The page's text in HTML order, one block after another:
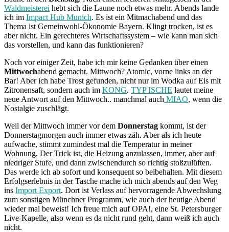
Waldmeisterei hebt sich die Laune noch etwas mehr. Abends lande
ich im Impact Hub Munich. Es ist ein Mitmachabend und das
Thema ist Gemeinwohl-Ökonomie Bayern. Klingt trocken, ist es
aber nicht. Ein gerechteres Wirtschaftssystem – wie kann man sich
das vorstellen, und kann das funktionieren?
Noch vor einiger Zeit, habe ich mir keine Gedanken über einen
Mittwochabend gemacht. Mittwoch? Atomic, vorne links an der
Bar! Aber ich habe Trost gefunden, nicht nur im Wodka auf Eis mit
Zitronensaft, sondern auch im KONG. TYP ISCHE lautet meine
neue Antwort auf den Mittwoch.. manchmal auch MIAO, wenn die
Nostalgie zuschlägt.
Weil der Mittwoch immer vor dem Donnerstag kommt, ist der
Donnerstagmorgen auch immer etwas zäh. Aber als ich heute
aufwache, stimmt zumindest mal die Temperatur in meiner
Wohnung. Der Trick ist, die Heizung anzulassen, immer, aber auf
niedriger Stufe, und dann zwischendurch so richtig stoßzulüften.
Das werde ich ab sofort und konsequent so beibehalten. Mit diesem
Erfolgserlebnis in der Tasche mache ich mich abends auf den Weg
ins Import Export. Dort ist Verlass auf hervorragende Abwechslung
zum sonstigen Münchner Programm, wie auch der heutige Abend
wieder mal beweist! Ich freue mich auf OPA!, eine St. Petersburger
Live-Kapelle, also wenn es da nicht rund geht, dann weiß ich auch
nicht.